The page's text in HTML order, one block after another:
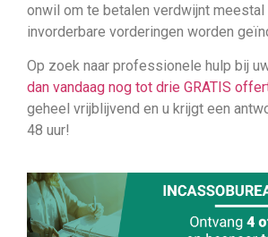
onwil om te betalen verdwijnt meestal
invorderbare vorderingen worden
Op zoek naar professionele hulp bij
dan vandaag nog tot drie GRATIS
geheel vrijblijvend en u krijgt een
48 uur!